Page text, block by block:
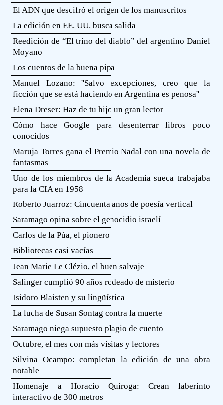
El ADN que descifró el origen de los manuscritos
La edición en EE. UU. busca salida
Reedición de “El trino del diablo” del argentino Daniel
Moyano
Los cuentos de la buena pipa
Manuel Lozano: ''Salvo excepciones, creo que la
ficción que se está haciendo en Argentina es penosa''
Elena Dreser: Haz de tu hijo un gran lector
Cómo hace Google para desenterrar libros poco
conocidos
Maruja Torres gana el Premio Nadal con una novela de
fantasmas
Uno de los miembros de la Academia sueca trabajaba
para la CIA en 1958
Roberto Juarroz: Cincuenta años de poesía vertical
Saramago opina sobre el genocidio israelí
Carlos de la Púa, el pionero
Bibliotecas casi vacías
Jean Marie Le Clézio, el buen salvaje
Salinger cumplió 90 años rodeado de misterio
Isidoro Blaisten y su lingüística
La lucha de Susan Sontag contra la muerte
Saramago niega supuesto plagio de cuento
Octubre, el mes con más visitas y lectores
Silvina Ocampo: completan la edición de una obra
notable
Homenaje a Horacio Quiroga: Crean laberinto
interactivo de 300 metros